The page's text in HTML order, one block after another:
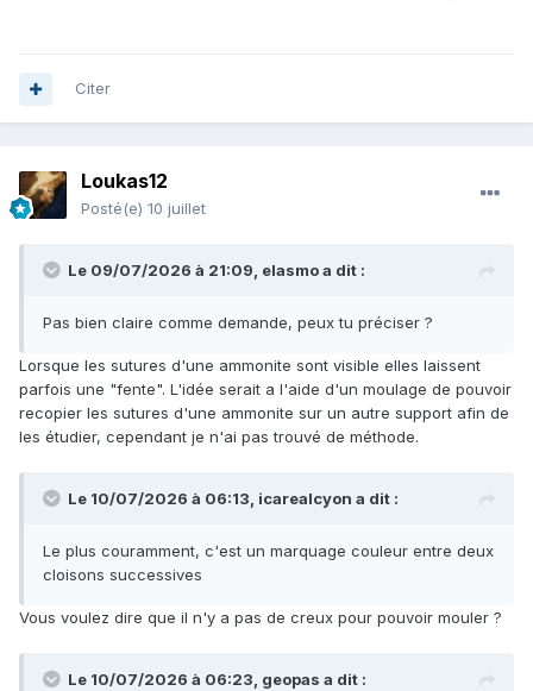
Citer
Loukas12
Posté(e) 10 juillet
Le 09/07/2026 à 21:09, elasmoa dit :
Pas bien claire comme demande, peux tu préciser ?
Lorsque les sutures d'une ammonite sont visible elles laissent
parfois une "fente". L'idée serait a l'aide d'un moulage de pouvoir
recopier les sutures d'une ammonite sur un autre support afin de
les étudier, cependant je n'ai pas trouvé de méthode.
Le 10/07/2026 à 06:13, icarealcyon a dit :
Le plus couramment, c'est un marquage couleur entre deux
cloisons successives
Vous voulez dire que il n'y a pas de creux pour pouvoir mouler ?
Le 10/07/2026 à 06:23, geopas a dit :